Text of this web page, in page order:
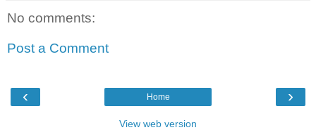
No comments:
Post a Comment
‹ ›
Home
View web version